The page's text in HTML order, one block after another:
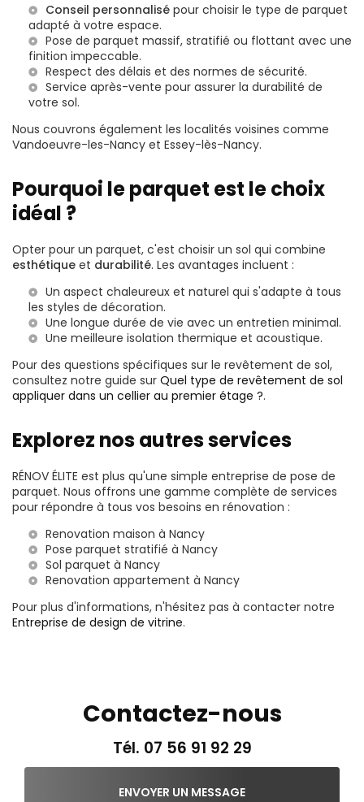
Conseil personnalisé pour choisir le type de parquet
adapté à votre espace.
Pose de parquet massif, stratifié ou flottant avec une
finition impeccable.
Respect des délais et des normes de sécurité.
Service après-vente pour assurer la durabilité de
votre sol.
Nous couvrons également les localités voisines comme
Vandoeuvre-les-Nancy et Essey-lès-Nancy.
Pourquoi le parquet est le choix
idéal ?
Opter pour un parquet, c'est choisir un sol qui combine
esthétique et durabilité. Les avantages incluent :
Un aspect chaleureux et naturel qui s'adapte à tous
les styles de décoration.
Une longue durée de vie avec un entretien minimal.
Une meilleure isolation thermique et acoustique.
Pour des questions spécifiques sur le revêtement de sol,
consultez notre guide sur Quel type de revêtement de sol
appliquer dans un cellier au premier étage ?.
Explorez nos autres services
RÉNOV ÉLITE est plus qu'une simple entreprise de pose de
parquet. Nous offrons une gamme complète de services
pour répondre à tous vos besoins en rénovation :
Renovation maison à Nancy
Pose parquet stratifié à Nancy
Sol parquet à Nancy
Renovation appartement à Nancy
Pour plus d'informations, n'hésitez pas à contacter notre
Entreprise de design de vitrine.
Contactez-nous
Tél. 07 56 91 92 29
ENVOYER UN MESSAGE